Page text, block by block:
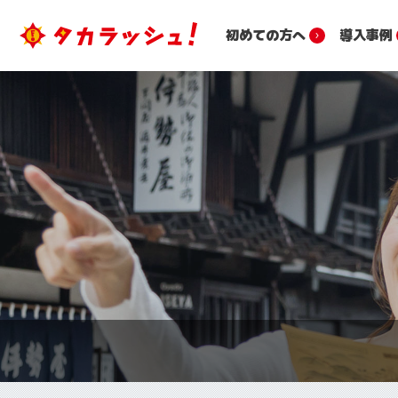
初めての方へ 導入事例